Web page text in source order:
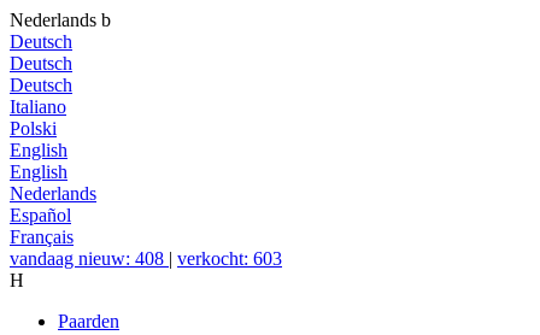
Nederlands b
Deutsch
Deutsch
Deutsch
Italiano
Polski
English
English
Nederlands
Español
Français
vandaag nieuw: 408 | verkocht: 603
H
Paarden